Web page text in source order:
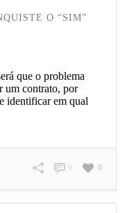
O “SIM”
que o problema
um contrato, por
identificar em qual
0
0